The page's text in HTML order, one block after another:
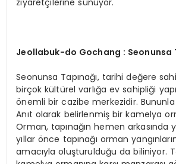
ziyaretçilerine sunuyor.
Jeollabuk-do Gochang : Seonunsa
Seonunsa Tapınağı, tarihi değere
birçok kültürel varlığa ev sahipliği
önemli bir cazibe merkezidir.
Anıt olarak belirlenmiş bir kamelya
Orman, tapınağın hemen arkasında
yıllar önce tapınağı orman
amacıyla oluşturulduğu da biliniyor.